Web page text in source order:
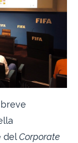
delCorporate